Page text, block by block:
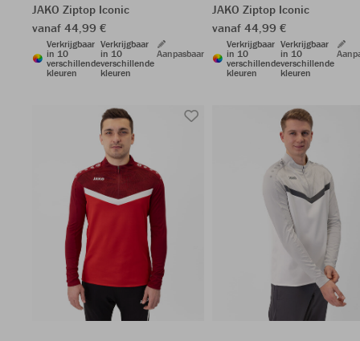
JAKO Ziptop Iconic
vanaf 44,99 €
Verkrijgbaar
in 10
verschillende
kleuren
Verkrijgbaar
in 10
verschillende
kleuren
Aanpasbaar
JAKO Ziptop Iconic
vanaf 44,99 €
Verkrijgbaar
in 10
verschillende
kleuren
Verkrijgbaar
in 10
verschillende
kleuren